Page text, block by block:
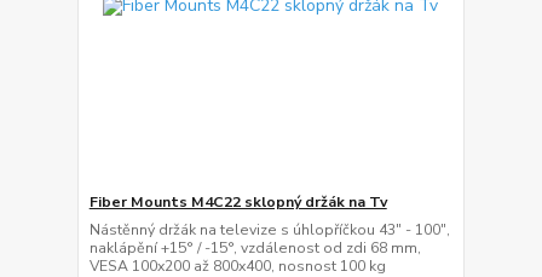
Fiber Mounts M4C22 sklopný držák na Tv
Nástěnný držák na televize s úhlopříčkou 43" - 100",
naklápění +15° / -15°, vzdálenost od zdi 68 mm,
VESA 100x200 až 800x400, nosnost 100 kg